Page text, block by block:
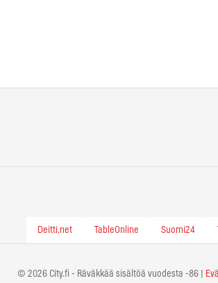
Deitti.net TableOnline Suomi24
© 2026 City.fi - Räväkkää sisältöä vuodesta -86 |